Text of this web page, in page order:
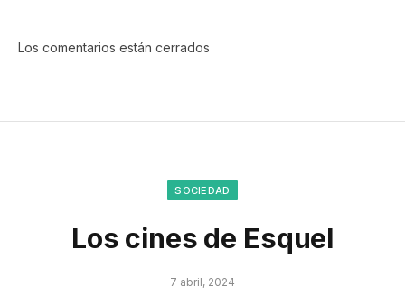
Los comentarios están cerrados
SOCIEDAD
Los cines de Esquel
7 abril, 2024